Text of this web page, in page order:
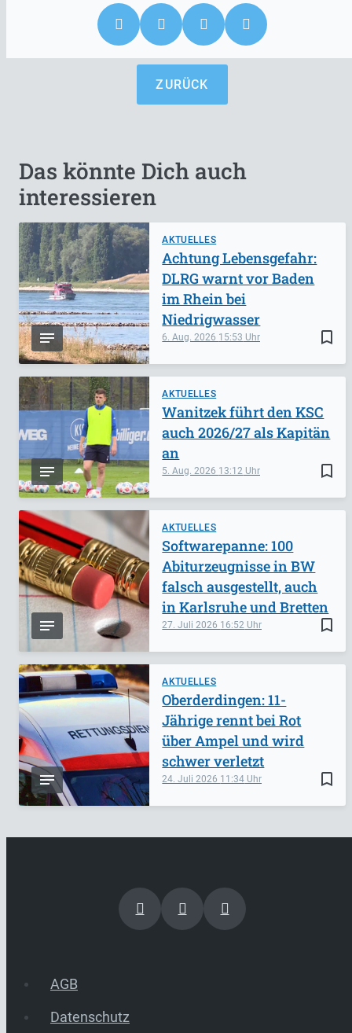
ZURÜCK
Das könnte Dich auch
interessieren
AKTUELLES
bookmark_border
6. Aug. 2026 15:53
Achtung Lebensgefahr:
DLRG warnt vor Baden
im Rhein bei
Niedrigwasser
AKTUELLES
bookmark_border
5. Aug. 2026 13:12
Wanitzek führt den KSC
auch 2026/27 als Kapitän
an
AKTUELLES
bookmark_border
27. Juli 2026 16:52
Softwarepanne: 100
Abiturzeugnisse in BW
falsch ausgestellt, auch
in Karlsruhe und Bretten
AKTUELLES
bookmark_border
24. Juli 2026 11:34
Oberderdingen: 11-
Jährige rennt bei Rot
über Ampel und wird
schwer verletzt
AGB
Datenschutz